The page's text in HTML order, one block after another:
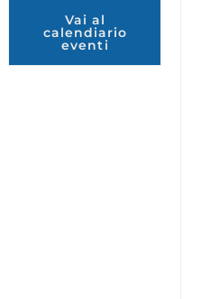
Vai al
calendiario
eventi